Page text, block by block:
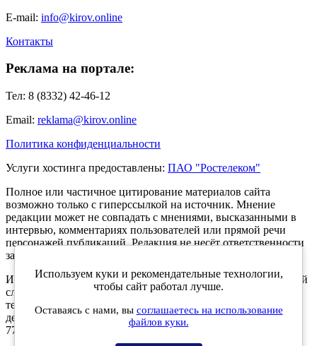
E-mail: info@kirov.online
Контакты
Реклама на портале:
Тел: 8 (8332) 42-46-12
Email: reklama@kirov.online
Политика конфиденциальности
Услуги хостинга предоставлены: ПАО "Ростелеком"
Полное или частичное цитирование материалов сайта
возможно только с гиперссылкой на источник. Мнение
редакции может не совпадать с мнениями, высказанными в
интервью, комментариях пользователей или прямой речи
персонажей публикаций. Редакция не несёт ответственности
за текст комментариев читателей.
Интернет-портал Kirov.online зарегистрирован в Федеральной
службе по надзору в сфере связи, информационных
технологий и массовых коммуникаций (Роскомнадзор) 5
декабря 2019 года. Регистрационный номер ЭЛ № ФС 77 -
77189.
Используем куки и рекомендательные технологии,
чтобы сайт работал лучше.
Оставаясь с нами, вы соглашаетесь на использование
файлов куки.